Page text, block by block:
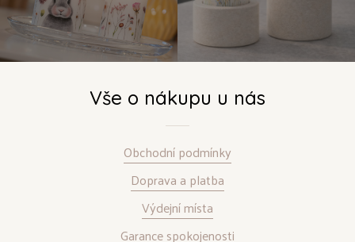
Vše o nákupu u nás
Obchodní podmínky
Doprava a platba
Výdejní místa
Garance spokojenosti